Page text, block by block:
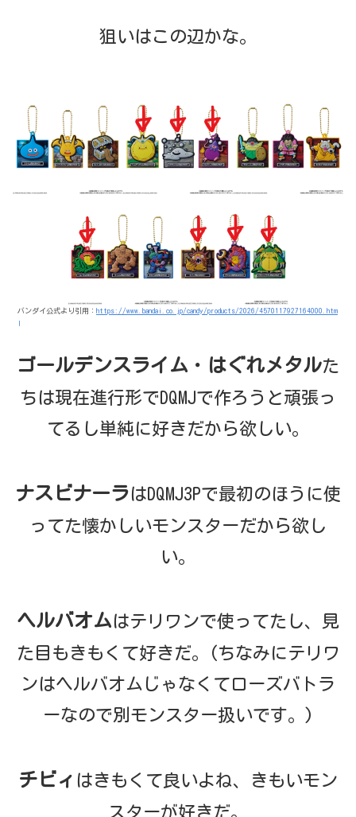
狙いはこの辺かな。
バンダイ公式より引用： https://www.bandai.co.jp/candy/products/2026/4570117927164000.htm
ゴールデンスライム ・ はぐれメタルた
ちは現在進行形でDQMJで作ろうと頑張っ
てるし単純に好きだから欲しい。
ナスビナーラはDQMJ3Pで最初のほうに使
ってた懐かしいモンスターだから欲し
い。
ヘルバオムはテリワンで使ってたし、見
た目もきもくて好きだ。(ちなみにテリワ
ンはヘルバオムじゃなくてローズバトラ
ーなので別モンスター扱いです。)
チビィ はきもくて良いよね、きもいモン
スターが好きだ。